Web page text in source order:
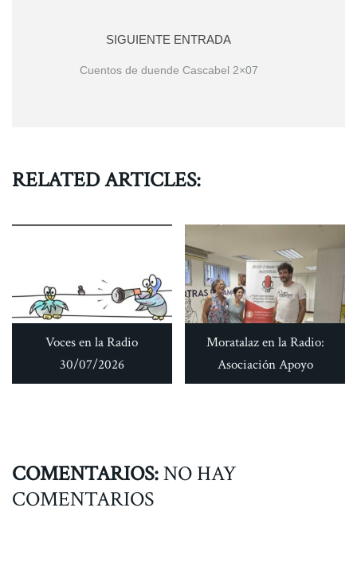
SIGUIENTE ENTRADA
Cuentos de duende Cascabel 2×07
RELATED ARTICLES:
Voces en la Radio
30/07/2026
Moratalaz en la Radio:
Asociación Apoyo
COMENTARIOS:NO HAY
COMENTARIOS